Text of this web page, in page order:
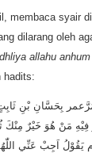
membaca syair
dilarang oleh
allahu anhum
hadits:
بِحَسَّانِ بْنِ
مَنْ هُوَ خَيْرٌ مِنْكَ
اَجِبْ عَنِّي